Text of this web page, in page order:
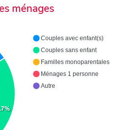
ménages
Couples avec enfant(s)
Couples sans enfant
Familles monoparentales
Ménages 1 personne
Autre